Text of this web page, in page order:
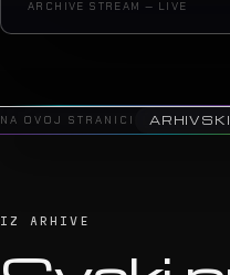
ARCHIVE STREAM — LIVE
NA OVOJ STRANICI
IZ ARHIVE